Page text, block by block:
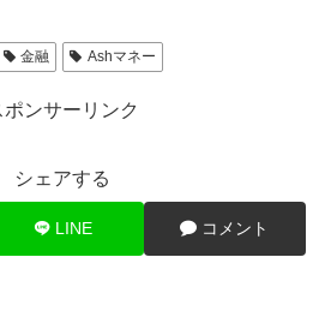
金融 Ashマネー
ポンサーリンク
シェアする
LINE コメント